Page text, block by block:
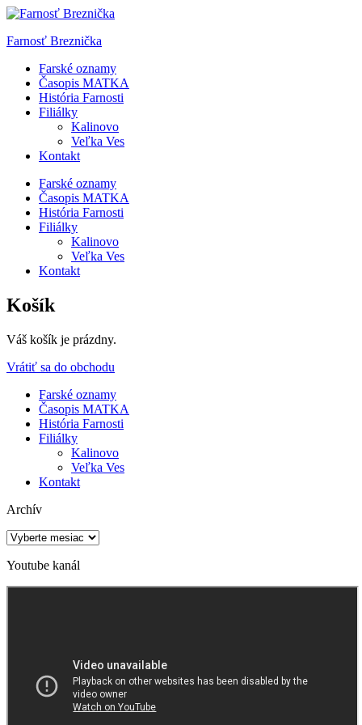
Skip
content
Farnosť Breznička
Farské oznamy
Časopis MATKA
História Farnosti
Filiálky
Kalinovo
Veľka Ves
Kontakt
Farské oznamy
Časopis MATKA
História Farnosti
Filiálky
Kalinovo
Veľka Ves
Kontakt
Košík
Váš košík je prázdny.
Vrátiť sa do obchodu
Farské oznamy
Časopis MATKA
História Farnosti
Filiálky
Kalinovo
Veľka Ves
Kontakt
Archív
Archív
Youtube kanál